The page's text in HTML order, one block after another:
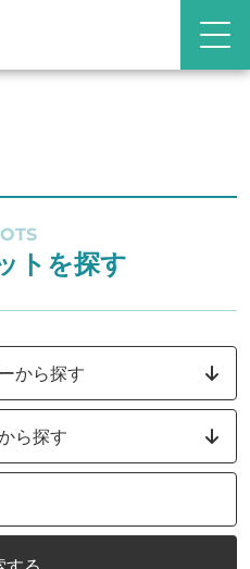
トを探す
から探す
ら探す